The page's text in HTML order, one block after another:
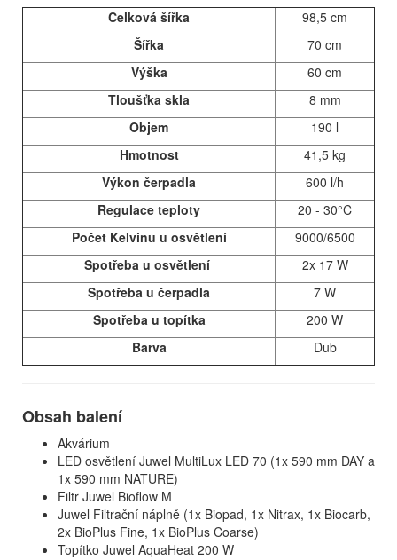
Celková šířka
98,5 cm
Šířka
70 cm
Výška
60 cm
Tloušťka skla
8 mm
Objem
190 l
Hmotnost
41,5 kg
Výkon čerpadla
600 l/h
Regulace teploty
20 - 30°C
Počet Kelvinu u osvětlení
9000/6500
Spotřeba u osvětlení
2x 17 W
Spotřeba u čerpadla
7 W
Spotřeba u topítka
200 W
Barva
Dub
Obsah balení
Akvárium
LED osvětlení Juwel MultiLux LED 70 (1x 590 mm DAY a
1x 590 mm NATURE)
Filtr Juwel Bioflow M
Juwel Filtrační náplně (1x Biopad, 1x Nitrax, 1x Biocarb,
2x BioPlus Fine, 1x BioPlus Coarse)
Topítko Juwel AquaHeat 200 W